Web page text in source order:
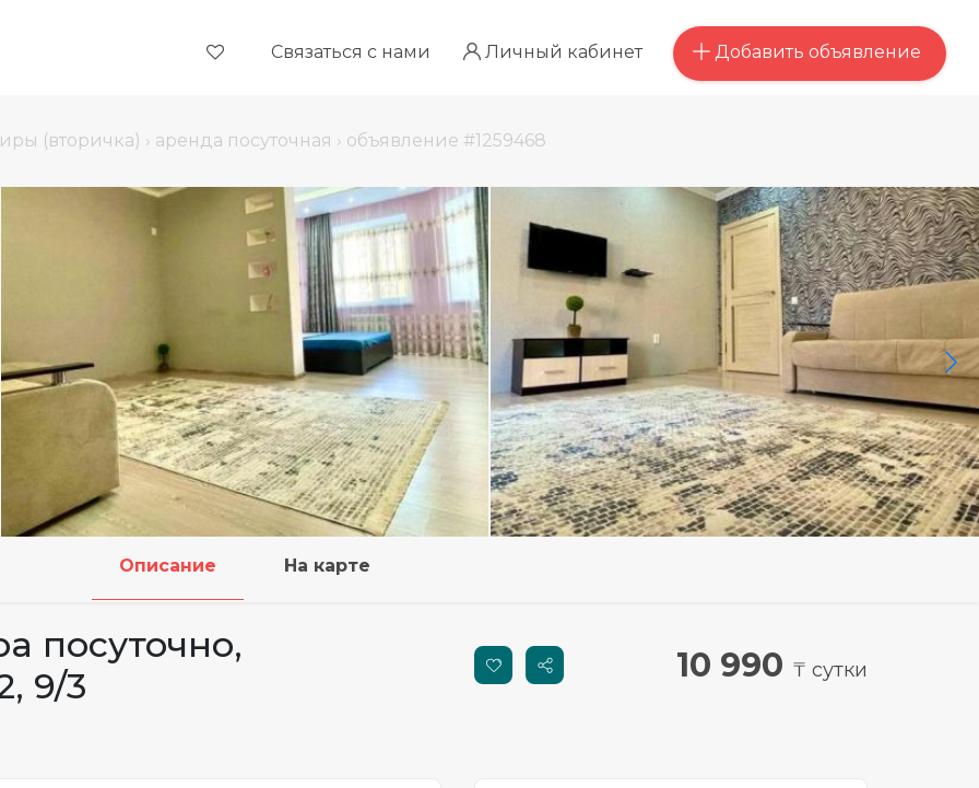
Связаться с нами Личный кабинет Добавить объявление
(вторичка) › аренда посуточная › объявление #1259468
Описание На карте
посуточно,
9/3
10 990 ₸ сутки